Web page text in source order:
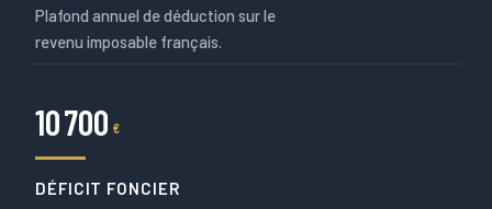
Plafond annuel de déduction sur le
revenu imposable français.
10 700 €
DÉFICIT FONCIER